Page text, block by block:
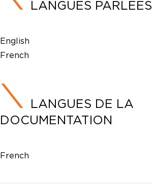
LANGUES PARLÉES
English
French
LANGUES DE LA
DOCUMENTATION
French